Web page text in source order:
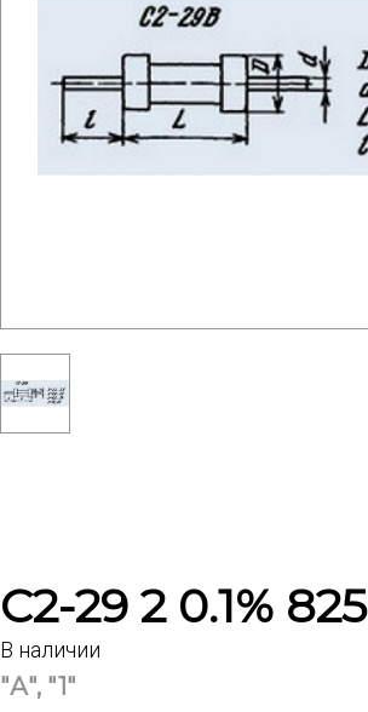
С2-29 2 0.1% 825
В наличии
"А", "1"